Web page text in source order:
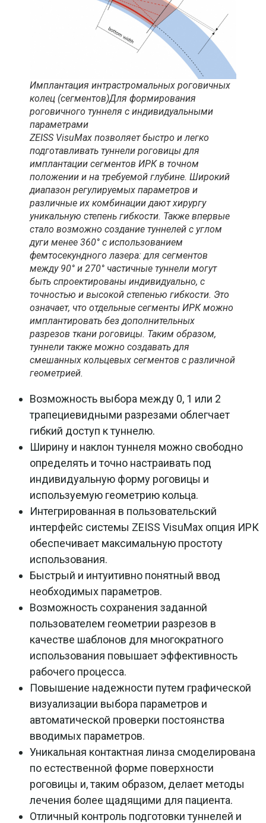
Имплантация интрастромальных роговичных
колец (сегментов)Для формирования
роговичного туннеля с индивидуальными
параметрами
ZEISS VisuMax позволяет быстро и легко
подготавливать туннели роговицы для
имплантации сегментов ИРК в точном
положении и на требуемой глубине. Широкий
диапазон регулируемых параметров и
различные их комбинации дают хирургу
уникальную степень гибкости. Также впервые
стало возможно создание туннелей с углом
дуги менее 360° с использованием
фемтосекундного лазера: для сегментов
между 90° и 270° частичные туннели могут
быть спроектированы индивидуально, с
точностью и высокой степенью гибкости. Это
означает, что отдельные сегменты ИРК можно
имплантировать без дополнительных
разрезов ткани роговицы. Таким образом,
туннели также можно создавать для
смешанных кольцевых сегментов с различной
геометрией.
Возможность выбора между 0, 1 или 2
трапециевидными разрезами облегчает
гибкий доступ к туннелю.
Ширину и наклон туннеля можно свободно
определять и точно настраивать под
индивидуальную форму роговицы и
используемую геометрию кольца.
Интегрированная в пользовательский
интерфейс системы ZEISS VisuMax опция ИРК
обеспечивает максимальную простоту
использования.
Быстрый и интуитивно понятный ввод
необходимых параметров.
Возможность сохранения заданной
пользователем геометрии разрезов в
качестве шаблонов для многократного
использования повышает эффективность
рабочего процесса.
Повышение надежности путем графической
визуализации выбора параметров и
автоматической проверки постоянства
вводимых параметров.
Уникальная контактная линза смоделирована
по естественной форме поверхности
роговицы и, таким образом, делает методы
лечения более щадящими для пациента.
Отличный контроль подготовки туннелей и